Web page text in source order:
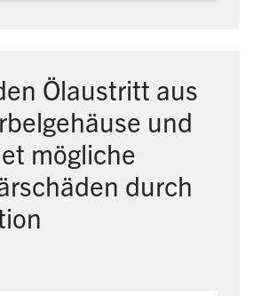
Ölaustritt aus
und
mögliche
durch